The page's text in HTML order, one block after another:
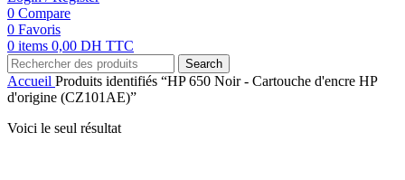
0 Compare
0 Favoris
0 items 0,00 DH TTC
Search
Accueil Produits identifiés “HP 650 Noir - Cartouche d'encre HP
d'origine (CZ101AE)”
Voici le seul résultat